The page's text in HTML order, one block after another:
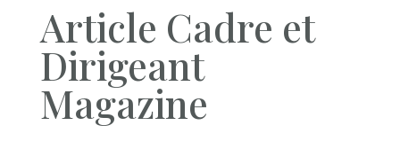
Article Cadre et
Dirigeant
Magazine